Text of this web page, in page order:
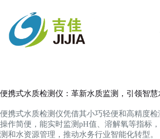
便携式水质检测仪：革新水质监测，引领智
便携式水质检测仪凭借其小巧轻便和高精度
操作简便，能实时监测pH值、溶解氧等指标
测和水资源管理，推动水务行业智能化转型。